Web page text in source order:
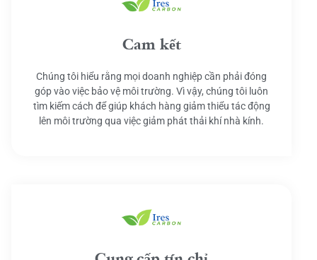
Cam kết
Chúng tôi hiểu rằng mọi doanh nghiệp cần phải đóng
góp vào việc bảo vệ môi trường. Vì vậy, chúng tôi luôn
tìm kiếm cách để giúp khách hàng giảm thiểu tác động
lên môi trường qua việc giảm phát thải khí nhà kính.